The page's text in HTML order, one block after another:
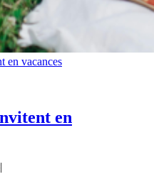
en vacances
en
|